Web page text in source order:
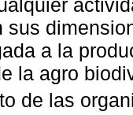
sus
a la
la agro
de las